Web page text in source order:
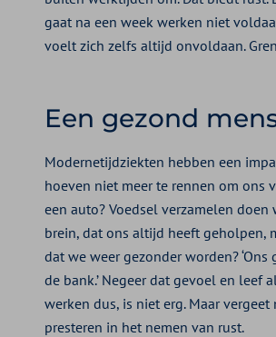
gaat na een week werken niet
voelt zich zelfs altijd onvoldaan.
Een gezond
Modernetijdziekten hebben een
hoeven niet meer te rennen om ons
een auto? Voedsel verzamelen
brein, dat ons altijd heeft geholpen,
dat we weer gezonder worden?
de bank.’ Negeer dat gevoel en leef
werken dus, is niet erg. Maar
presteren in het nemen van rust.